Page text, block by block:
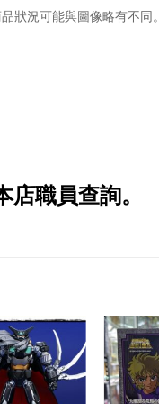
狀況可能與圖像略有不同。
職員查詢。